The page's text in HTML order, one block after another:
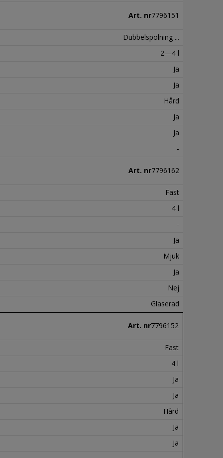
Art. nr7796151
Dubbelspolning ...
2—4 l
Ja
Ja
Hård
Ja
Ja
-
Art. nr7796162
Fast
4 l
-
Ja
Mjuk
Ja
Nej
Glaserad
Art. nr7796152
Fast
4 l
Ja
Ja
Hård
Ja
Ja